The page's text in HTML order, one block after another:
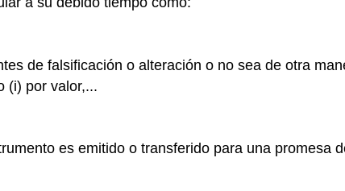
de falsificación o alteración o no sea de otra
(i) por valor,...
es emitido o transferido para una promesa